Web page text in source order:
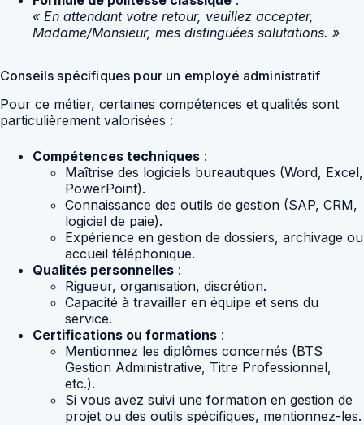
« En attendant votre retour, veuillez accepter,
Madame/Monsieur, mes distinguées salutations. »
Conseils spécifiques pour un employé administratif
Pour ce métier, certaines compétences et qualités sont
particulièrement valorisées :
Compétences techniques :
Maîtrise des logiciels bureautiques (Word, Excel,
PowerPoint).
Connaissance des outils de gestion (SAP, CRM,
logiciel de paie).
Expérience en gestion de dossiers, archivage ou
accueil téléphonique.
Qualités personnelles :
Rigueur, organisation, discrétion.
Capacité à travailler en équipe et sens du
service.
Certifications ou formations :
Mentionnez les diplômes concernés (BTS
Gestion Administrative, Titre Professionnel,
etc.).
Si vous avez suivi une formation en gestion de
projet ou des outils spécifiques, mentionnez-les.